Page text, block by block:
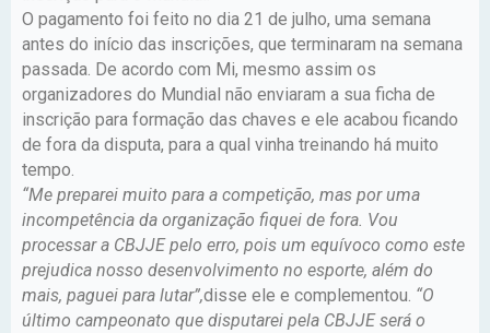
O pagamento foi feito no dia 21 de julho, uma semana
antes do início das inscrições, que terminaram na semana
passada. De acordo com Mi, mesmo assim os
organizadores do Mundial não enviaram a sua ficha de
inscrição para formação das chaves e ele acabou ficando
de fora da disputa, para a qual vinha treinando há muito
tempo.
“Me preparei muito para a competição, mas por uma
incompetência da organização fiquei de fora. Vou
processar a CBJJE pelo erro, pois um equívoco como este
prejudica nosso desenvolvimento no esporte, além do
mais, paguei para lutar”,disse ele e complementou. “O
último campeonato que disputarei pela CBJJE será o